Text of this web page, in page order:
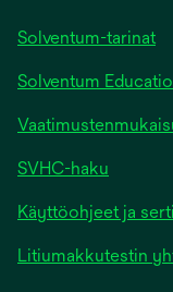
Solventum-tarinat
Solventum
SVHC-haku
Käyttöohjeet ja
Litiumakkutestin